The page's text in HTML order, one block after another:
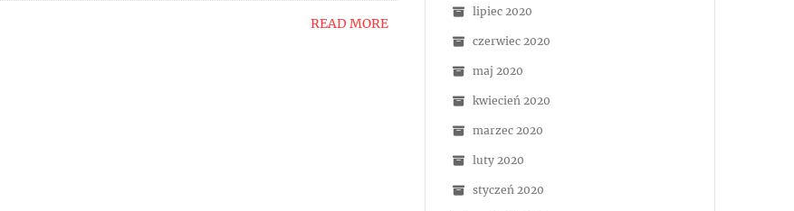
READ MORE
lipiec 2020
czerwiec 2020
maj 2020
kwiecień 2020
marzec 2020
luty 2020
styczeń 2020